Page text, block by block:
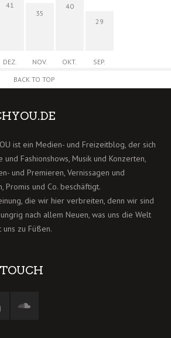
41
DEZ.
35
NOV.
40
OKT.
29
SEP.
BACK TO TOP
ist ein Medien- und Freizeitblog, der sich
und Fashionshows, Musik und Konzerten,
und Premieren, Vernissagen und
Promis und Co. beschäftigt.
die wir hier verbreiten, denn wir sind
nach allem Neuen, was uns die Welt
zu Füßen.